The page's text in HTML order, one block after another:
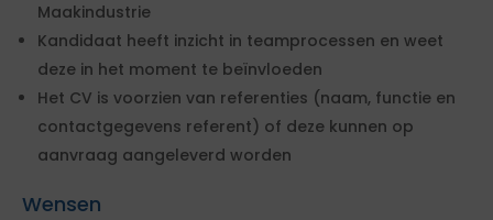
Maakindustrie
Kandidaat heeft inzicht in teamprocessen en weet
deze in het moment te beïnvloeden
Het CV is voorzien van referenties (naam, functie en
contactgegevens referent) of deze kunnen op
aanvraag aangeleverd worden
Wensen